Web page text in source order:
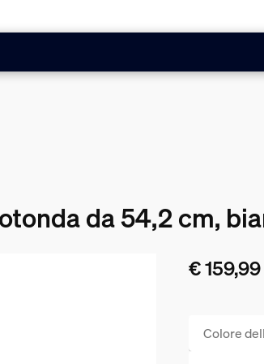
da 54,2 cm,
€ 159,99
Colore